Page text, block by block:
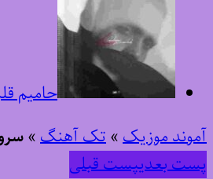
حامیم
آموند موزیک»تک آهنگ»
پست بعدیپست قبلی